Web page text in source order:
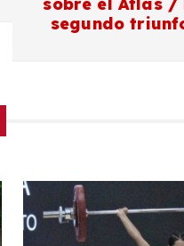
sobre el Atlas /
segundo